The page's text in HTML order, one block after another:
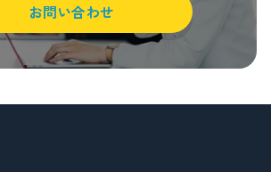
お問い合わせ